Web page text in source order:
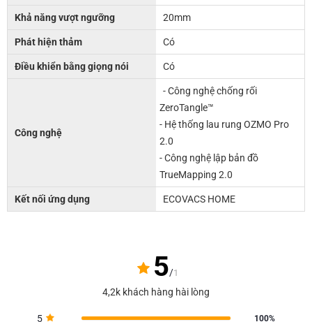
Khả năng vượt ngưỡng 20mm
Phát hiện thảm Có
Điều khiển bằng giọng nói Có
Công nghệ
- Công nghệ chống rối
ZeroTangle™
- Hệ thống lau rung OZMO Pro
2.0
- Công nghệ lập bản đồ
TrueMapping 2.0
Kết nối ứng dụng ECOVACS HOME
5/1
4,2k khách hàng hài lòng
5 100%